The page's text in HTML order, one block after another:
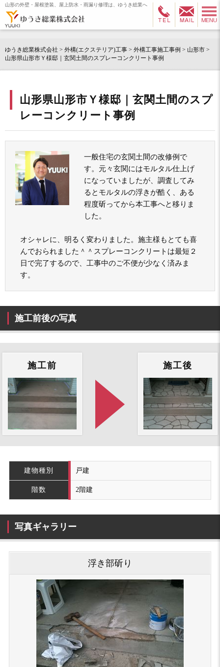
山形の外壁・屋根塗装、屋上防水・雨漏り修理は、ゆうき総業へ
ゆうき総業株式会社 > 外構(エクステリア)工事 > 外構工事施工事例 > 山形市 >
山形県山形市Ｙ様邸｜玄関土間のスプレーコンクリート事例
山形県山形市Ｙ様邸｜玄関土間のスプ
レーコンクリート事例
一般住宅の玄関土間の改修例で
す。元々玄関にはモルタル仕上げ
になっていましたが、調査してみ
るとモルタルの浮きが酷く、ある
程度斫ってから本工事へと移りま
した。
オシャレに、明るく変わりました。施主様もとても喜
んでおられました＾＾スプレーコンクリートは最短２
日で完了するので、工事中のご不便が少なく済みま
す。
施工前後の写真
施工前 施工後
建物種別 戸建
階数 2階建
写真ギャラリー
浮き部斫り